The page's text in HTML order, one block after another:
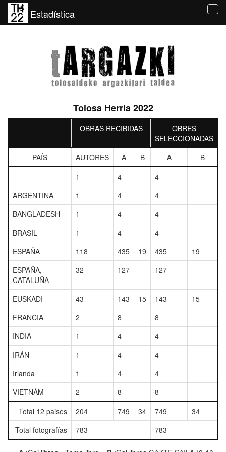
Estadística
Tolosa Herria 2022
OBRAS RECIBIDAS
OBRES
SELECCIONADAS
PAÍS
AUTORES A B A
B
1
4
4
ARGENTINA
1 4
4
BANGLADESH
1 4
4
BRASIL
1 4
4
ESPAÑA
118 435 19 435
19
ESPAÑA,
CATALUÑA
32 127 127
EUSKADI 43 143 15 143
15
FRANCIA
2 8
8
INDIA
1 4
4
IRÁN
1 4
4
Irlanda
1 4
4
VIETNÁM
2 8
8
Total 12 paises
204 749 34 749
34
Total fotografías
783 783